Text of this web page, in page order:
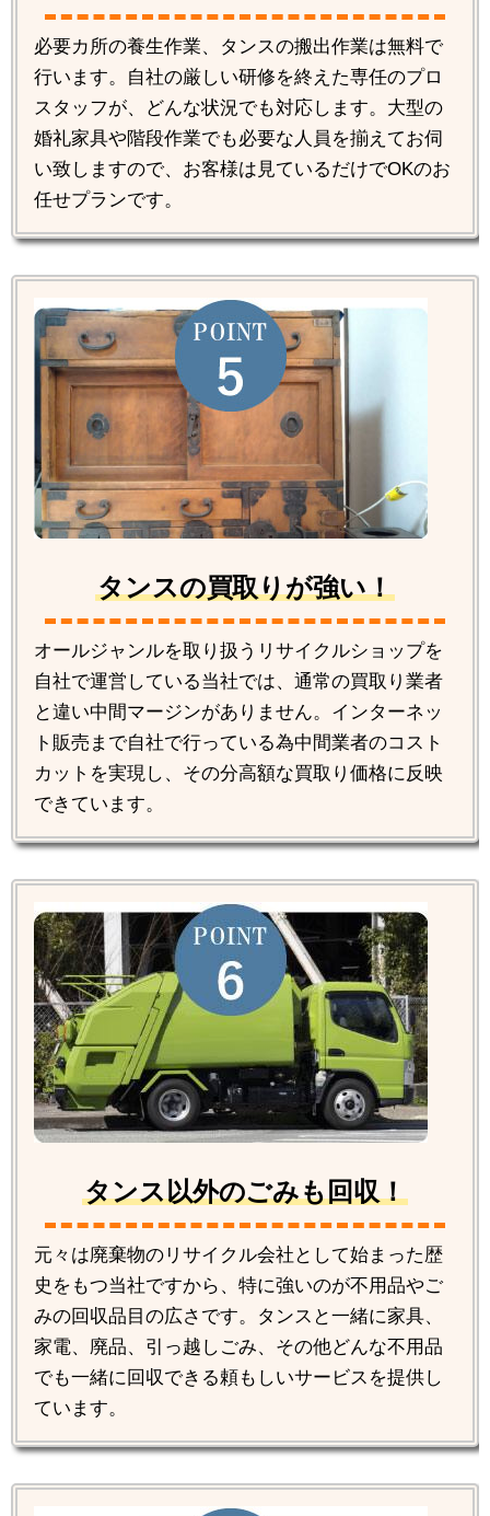
必要カ所の養生作業、タンスの搬出作業は無料で
行います。自社の厳しい研修を終えた専任のプロ
スタッフが、どんな状況でも対応します。大型の
婚礼家具や階段作業でも必要な人員を揃えてお伺
い致しますので、お客様は見ているだけでOKのお
任せプランです。
タンスの買取りが強い！
オールジャンルを取り扱うリサイクルショップを
自社で運営している当社では、通常の買取り業者
と違い中間マージンがありません。インターネッ
ト販売まで自社で行っている為中間業者のコスト
カットを実現し、その分高額な買取り価格に反映
できています。
タンス以外のごみも回収！
元々は廃棄物のリサイクル会社として始まった歴
史をもつ当社ですから、特に強いのが不用品やご
みの回収品目の広さです。タンスと一緒に家具、
家電、廃品、引っ越しごみ、その他どんな不用品
でも一緒に回収できる頼もしいサービスを提供し
ています。